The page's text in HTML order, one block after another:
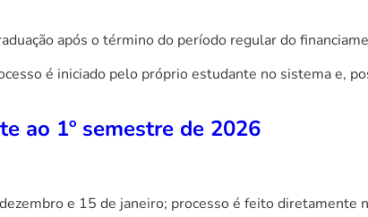
após o término do período regular do
é iniciado pelo próprio estudante no sistema e,
ao 1º semestre de 2026
e 15 de janeiro; processo é feito diretamente